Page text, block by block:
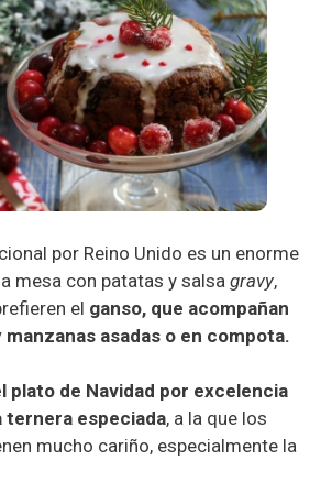
por Reino Unido es un enorme
mesa con patatas y salsa gravy,
el ganso, que acompañan
asadas o en compota.
plato de Navidad por excelencia
ternera especiada, a la que los
mucho cariño, especialmente la